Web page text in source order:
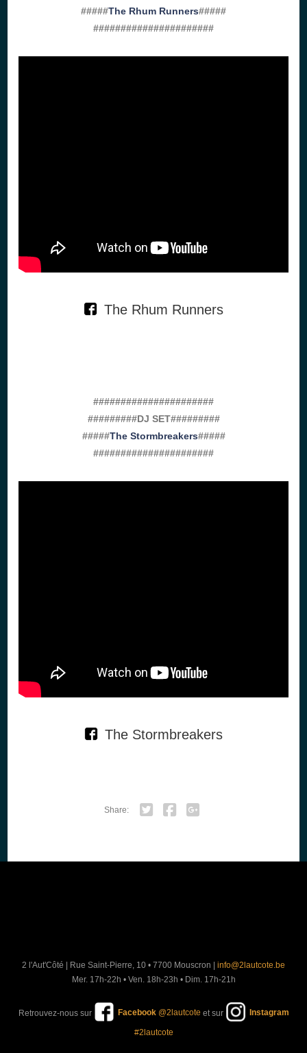
#####The Rhum Runners#####
######################
The Rhum Runners
######################
#########DJ SET#########
#####The Stormbreakers#####
######################
The Stormbreakers
Share:
2 l'Aut'Côté | Rue Saint-Pierre, 10 • 7700 Mouscron | info@2lautcote.be
Mer. 17h-22h • Ven. 18h-23h • Dim. 17h-21h
Retrouvez-nous sur Facebook@2lautcote et sur Instagram
#2lautcote